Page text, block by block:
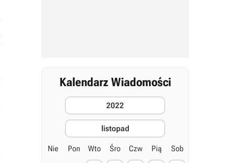
Kalendarz Wiadomości
2022
listopad
Nie Pon Wto Śro Czw Pią Sob